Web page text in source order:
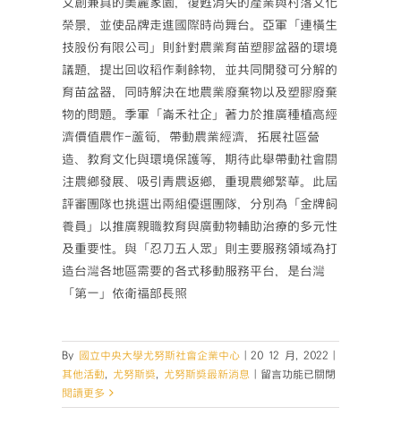
文創兼具的美麗家園，復甦消失的產業與村落文化
榮景，並使品牌走進國際時尚舞台。亞軍「連橫生
技股份有限公司」則針對農業育苗塑膠盆器的環境
議題，提出回收稻作剩餘物，並共同開發可分解的
育苗盆器，同時解決在地農業廢棄物以及塑膠廢棄
物的問題。季軍「崙禾社企」著力於推廣種植高經
濟價值農作-蘆筍，帶動農業經濟，拓展社區營
造、教育文化與環境保護等，期待此舉帶動社會關
注農鄉發展、吸引青農返鄉，重現農鄉繁華。此屆
評審團隊也挑選出兩組優選團隊，分別為「金牌飼
養員」以推廣親職教育與廣動物輔助治療的多元性
及重要性。與「忍刀五人眾」則主要服務領域為打
造台灣各地區需要的各式移動服務平台，是台灣
「第一」依衛福部長照
By 國立中央大學尤努斯社會企業中心 20 12 月, 2022
其他活動
尤努斯獎, 尤努斯獎最新消息
在
【第
留言功能已關閉
閱讀更多